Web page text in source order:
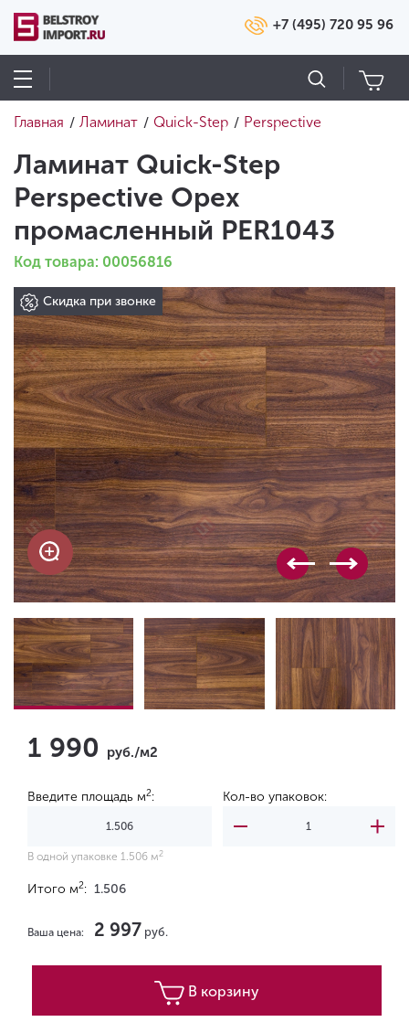
+7 (495) 720 95 96
Главная / Ламинат / Quick-Step / Perspective
Ламинат Quick-Step
Perspective Орех
промасленный PER1043
Код товара: 00056816
Скидка при звонке
1 990 руб./м2
Введите площадь м2: Кол-во упаковок:
В одной упаковке 1.506 м 2
Итого м2: 1.506
Ваша цена: 2 997 руб.
В корзину